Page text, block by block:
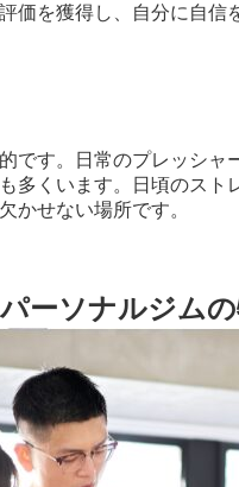
価を獲得し、自分に自
です。日常のプレッシ
多くいます。日頃のスト
かせない場所です。
ーソナルジム